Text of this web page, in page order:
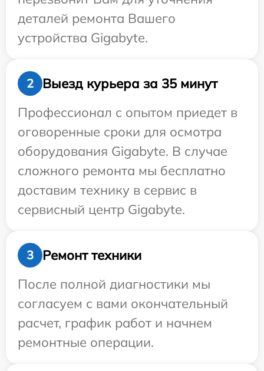
деталей ремонта Вашего
устройства Gigabyte.
2
Выезд курьера за 35 минут
Профессионал с опытом приедет в
оговоренные сроки для осмотра
оборудования Gigabyte. В случае
сложного ремонта мы бесплатно
доставим технику в сервис в
сервисный центр Gigabyte.
3
Ремонт техники
После полной диагностики мы
согласуем с вами окончательный
расчет, график работ и начнем
ремонтные операции.